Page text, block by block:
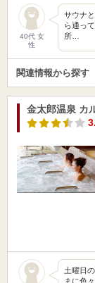
40代 女
性
サウナ
ら通っ
所…
関連情報から探す
金太郎温泉 カ
土曜日
まに色